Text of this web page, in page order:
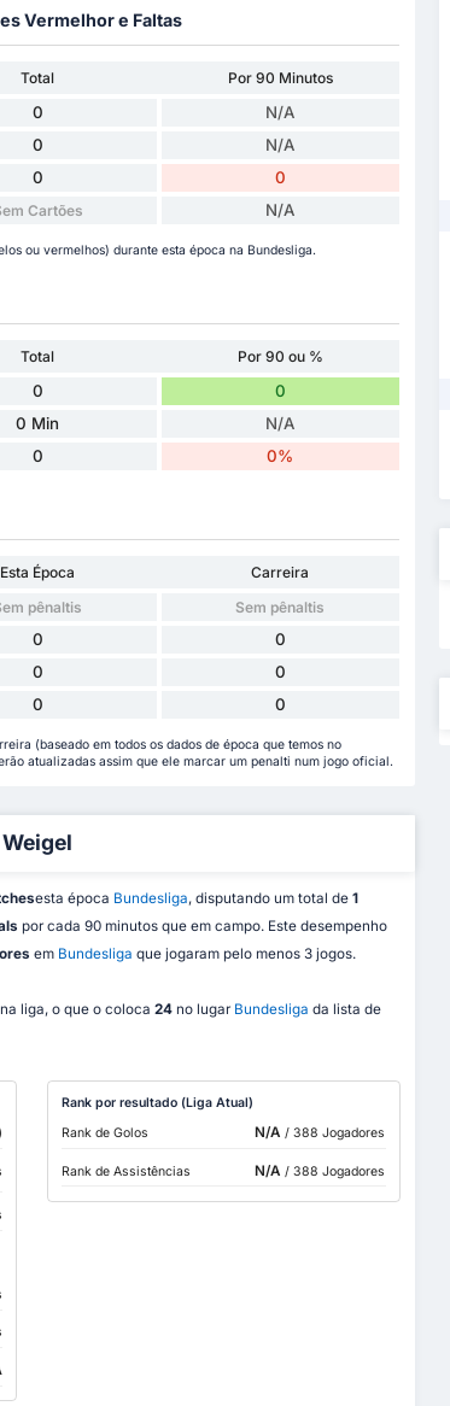
Vermelhor e Faltas
Total
Por 90 Minutos
0 N/A
0 N/A
0 0
Cartões N/A
ou vermelhos) durante esta época na Bundesliga.
Total
Por 90 ou %
0 0
0 Min N/A
0 0%
Esta Época
Carreira
pênaltis
Sem pênaltis
0 0
0 0
0 0
(baseado em todos os dados de época que temos no
atualizadas assim que ele marcar um penalti num jogo oficial.
esta época Bundesliga, disputando um total de 1
por cada 90 minutos que em campo. Este desempenho
em Bundesliga que jogaram pelo menos 3 jogos.
liga, o que o coloca 24no lugar Bundesliga da lista de
Rank por resultado (Liga Atual)
Rank de Golos
N/A / 388 Jogadores
Rank de Assistências N/A / 388 Jogadores